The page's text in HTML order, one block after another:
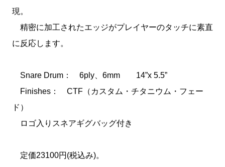
現。
精密に加工されたエッジがプレイヤーのタッチに素直
に反応します。
Snare Drum： 6ply、6mm 14”x 5.5”
Finishes： CTF（カスタム・チタニウム・フェー
ド）
ロゴ入りスネアギグバッグ付き
定価23100円(税込み)。